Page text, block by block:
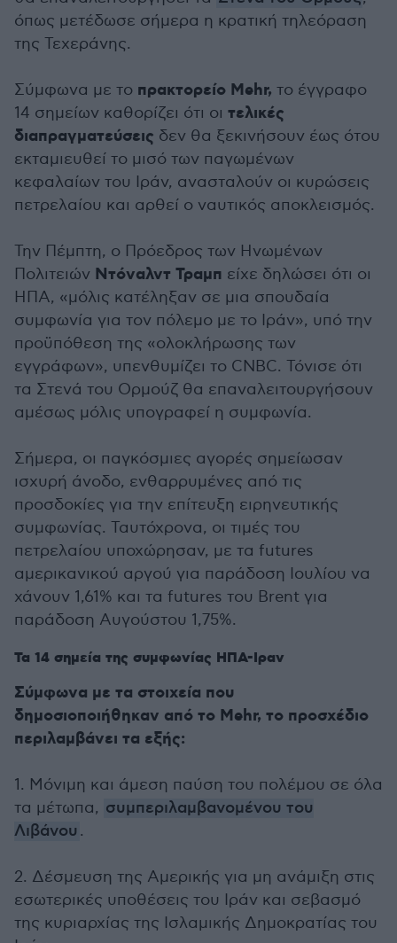
όπως μετέδωσε σήμερα η κρατική τηλεόραση
της Τεχεράνης.
Σύμφωνα με το πρακτορείο Mehr, το έγγραφο
14 σημείων καθορίζει ότι οι τελικές
διαπραγματεύσεις δεν θα ξεκινήσουν έως ότου
εκταμιευθεί το μισό των παγωμένων
κεφαλαίων του Ιράν, ανασταλούν οι κυρώσεις
πετρελαίου και αρθεί ο ναυτικός αποκλεισμός.
Την Πέμπτη, ο Πρόεδρος των Ηνωμένων
Πολιτειών Ντόναλντ Τραμπ είχε δηλώσει ότι οι
ΗΠΑ, «μόλις κατέληξαν σε μια σπουδαία
συμφωνία για τον πόλεμο με το Ιράν», υπό την
προϋπόθεση της «ολοκλήρωσης των
εγγράφων», υπενθυμίζει το CNBC. Τόνισε ότι
τα Στενά του Ορμούζ θα επαναλειτουργήσουν
αμέσως μόλις υπογραφεί η συμφωνία.
Σήμερα, οι παγκόσμιες αγορές σημείωσαν
ισχυρή άνοδο, ενθαρρυμένες από τις
προσδοκίες για την επίτευξη ειρηνευτικής
συμφωνίας. Ταυτόχρονα, οι τιμές του
πετρελαίου υποχώρησαν, με τα futures
αμερικανικού αργού για παράδοση Ιουλίου να
χάνουν 1,61% και τα futures του Brent για
παράδοση Αυγούστου 1,75%.
Τα 14 σημεία της συμφωνίας ΗΠΑ-Ιραν
Σύμφωνα με τα στοιχεία που
δημοσιοποιήθηκαν από το Mehr, το προσχέδιο
περιλαμβάνει τα εξής:
1. Μόνιμη και άμεση παύση του πολέμου σε όλα
τα μέτωπα, συμπεριλαμβανομένου του
Λιβάνου .
2. Δέσμευση της Αμερικής για μη ανάμιξη στις
εσωτερικές υποθέσεις του Ιράν και σεβασμό
της κυριαρχίας της Ισλαμικής Δημοκρατίας του